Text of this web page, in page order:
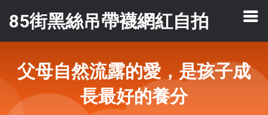
85街黑絲吊帶襪網紅自拍
父母自然流露的愛，是孩子成
長最好的養分